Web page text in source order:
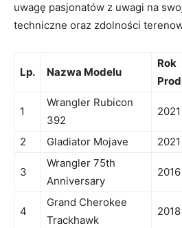
uwagę pasjonatów z uwagi na
techniczne oraz zdolności
Lp. Nazwa Modelu
Rok
1
Wrangler Rubicon
392
2021
2 Gladiator Mojave 2021
3
Wrangler 75th
Anniversary
2016
4
Grand Cherokee
Trackhawk
2018